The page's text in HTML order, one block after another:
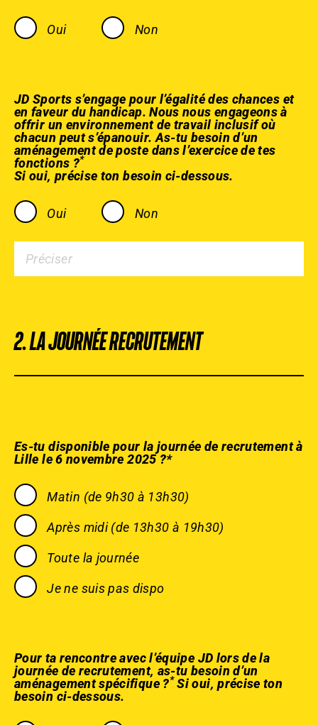
Oui Non
JD Sports s’engage pour l’égalité des chances et
en faveur du handicap. Nous nous engageons à
offrir un environnement de travail inclusif où
chacun peut s’épanouir. As-tu besoin d’un
aménagement de poste dans l’exercice de tes
fonctions ?*
Si oui, précise ton besoin ci-dessous.
Oui Non
2. LA JOURNÉE RECRUTEMENT
Es-tu disponible pour la journée de recrutement à
Lille le 6 novembre 2025 ?*
Matin (de 9h30 à 13h30)
Après midi (de 13h30 à 19h30)
Toute la journée
Je ne suis pas dispo
Pour ta rencontre avec l’équipe JD lors de la
journée de recrutement, as-tu besoin d’un
aménagement spécifique ?* Si oui, précise ton
besoin ci-dessous.